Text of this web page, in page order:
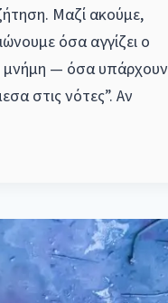
Μαζί ακούμε,
όσα αγγίζει ο
μνήμη — όσα υπάρχουν
στις νότες”. Αν